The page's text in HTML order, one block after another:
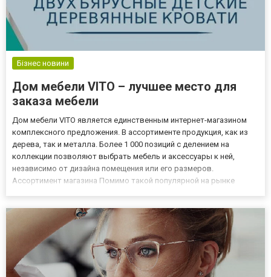
Бізнес новини
Дом мебели VITO – лучшее место для
заказа мебели
Дом мебели VITO является единственным интернет-магазином
комплексного предложения. В ассортименте продукция, как из
дерева, так и металла. Более 1 000 позиций с делением на
коллекции позволяют выбрать мебель и аксессуары к ней,
независимо от дизайна помещения или его размеров.
Ассортимент магазина Помимо такой популярной на рынке